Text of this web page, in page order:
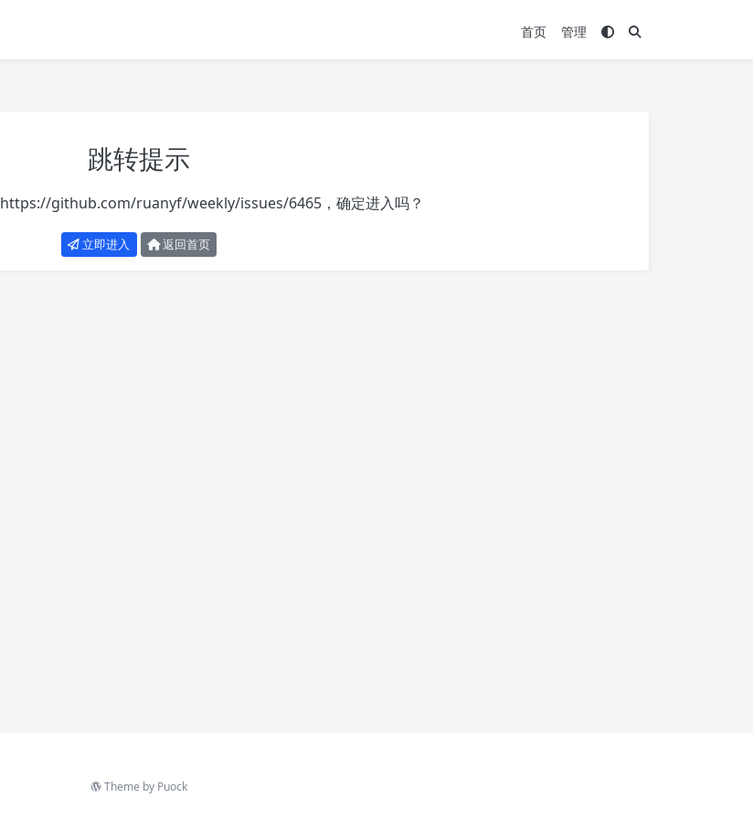
首页 管理
跳转提示
https://github.com/ruanyf/weekly/issues/6465 ，确定进入吗？
立即进入 返回首页
Theme by Puock